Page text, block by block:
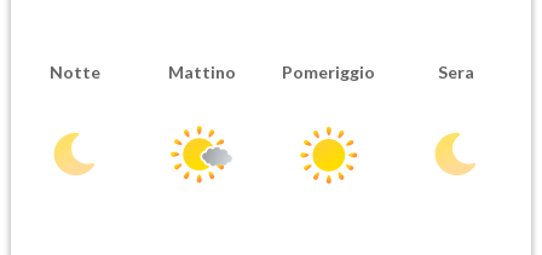
Notte Mattino Pomeriggio Sera